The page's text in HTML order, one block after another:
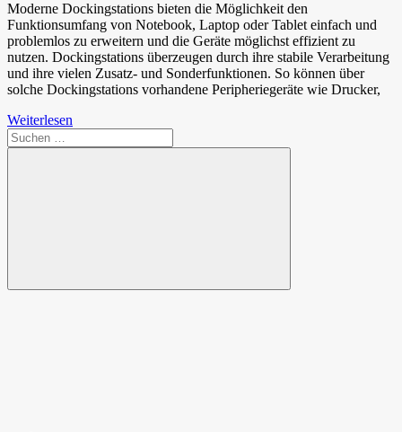
Moderne Dockingstations bieten die Möglichkeit den
Funktionsumfang von Notebook, Laptop oder Tablet einfach und
problemlos zu erweitern und die Geräte möglichst effizient zu
nutzen. Dockingstations überzeugen durch ihre stabile Verarbeitung
und ihre vielen Zusatz- und Sonderfunktionen. So können über
solche Dockingstations vorhandene Peripheriegeräte wie Drucker,
Weiterlesen
Suchen
nach:
Suchen